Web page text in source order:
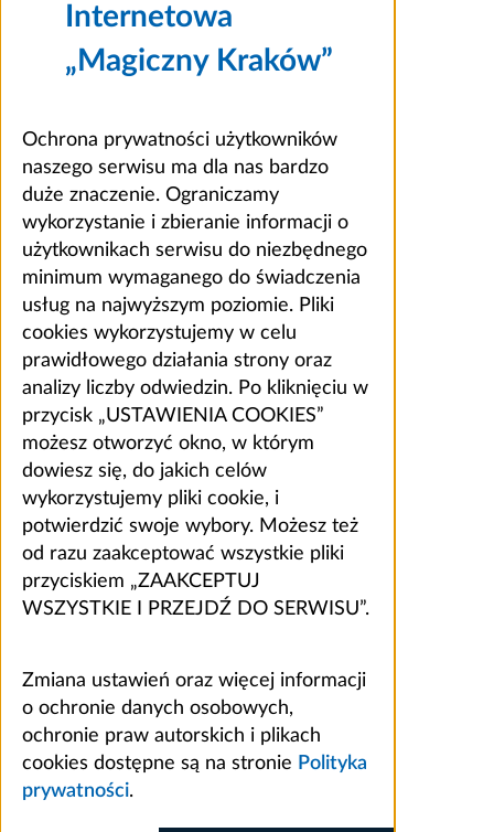
Internetowa
„Magiczny Kraków”
Ochrona prywatności użytkowników
naszego serwisu ma dla nas bardzo
duże znaczenie. Ograniczamy
wykorzystanie i zbieranie informacji o
użytkownikach serwisu do niezbędnego
minimum wymaganego do świadczenia
usług na najwyższym poziomie. Pliki
cookies wykorzystujemy w celu
prawidłowego działania strony oraz
analizy liczby odwiedzin. Po kliknięciu w
przycisk „USTAWIENIA COOKIES”
możesz otworzyć okno, w którym
dowiesz się, do jakich celów
wykorzystujemy pliki cookie, i
potwierdzić swoje wybory. Możesz też
od razu zaakceptować wszystkie pliki
przyciskiem „ZAAKCEPTUJ
WSZYSTKIE I PRZEJDŹ DO SERWISU”.
Zmiana ustawień oraz więcej informacji
o ochronie danych osobowych,
ochronie praw autorskich i plikach
cookies dostępne są na stronie Polityka
prywatności.